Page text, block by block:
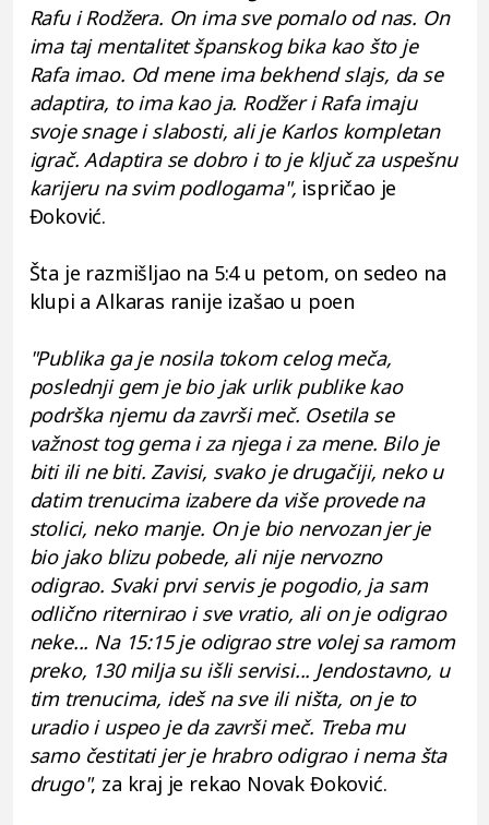
Rafu i Rodžera. On ima sve pomalo od nas. On
ima taj mentalitet španskog bika kao što je
Rafa imao. Od mene ima bekhend slajs, da se
adaptira, to ima kao ja. Rodžer i Rafa imaju
svoje snage i slabosti, ali je Karlos kompletan
igrač. Adaptira se dobro i to je ključ za uspešnu
karijeru na svim podlogama", ispričao je
Đoković.
Šta je razmišljao na 5:4 u petom, on sedeo na
klupi a Alkaras ranije izašao u poen
"Publika ga je nosila tokom celog meča,
poslednji gem je bio jak urlik publike kao
podrška njemu da završi meč. Osetila se
važnost tog gema i za njega i za mene. Bilo je
biti ili ne biti. Zavisi, svako je drugačiji, neko u
datim trenucima izabere da više provede na
stolici, neko manje. On je bio nervozan jer je
bio jako blizu pobede, ali nije nervozno
odigrao. Svaki prvi servis je pogodio, ja sam
odlično riternirao i sve vratio, ali on je odigrao
neke... Na 15:15 je odigrao stre volej sa ramom
preko, 130 milja su išli servisi... Jendostavno, u
tim trenucima, ideš na sve ili ništa, on je to
uradio i uspeo je da završi meč. Treba mu
samo čestitati jer je hrabro odigrao i nema šta
drugo", za kraj je rekao Novak Đoković.